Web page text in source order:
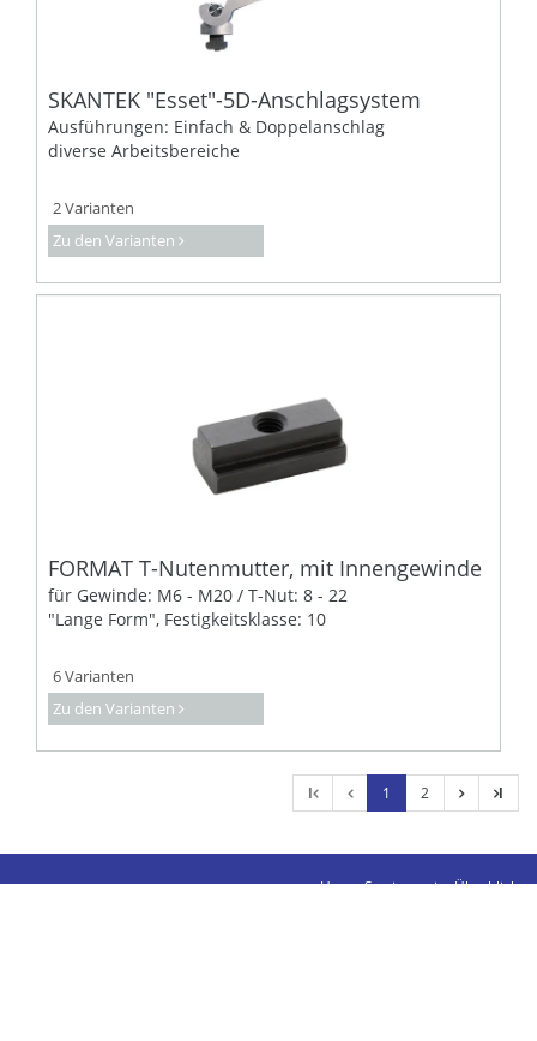
SKANTEK "Esset"-5D-Anschlagsystem
Ausführungen: Einfach & Doppelanschlag
diverse Arbeitsbereiche
2 Varianten
Zu den Varianten
FORMAT T-Nutenmutter, mit Innengewinde
für Gewinde: M6 - M20 / T-Nut: 8 - 22
"Lange Form", Festigkeitsklasse: 10
6 Varianten
Zu den Varianten
l 1 2 l
Unser Sortiment im Überblick